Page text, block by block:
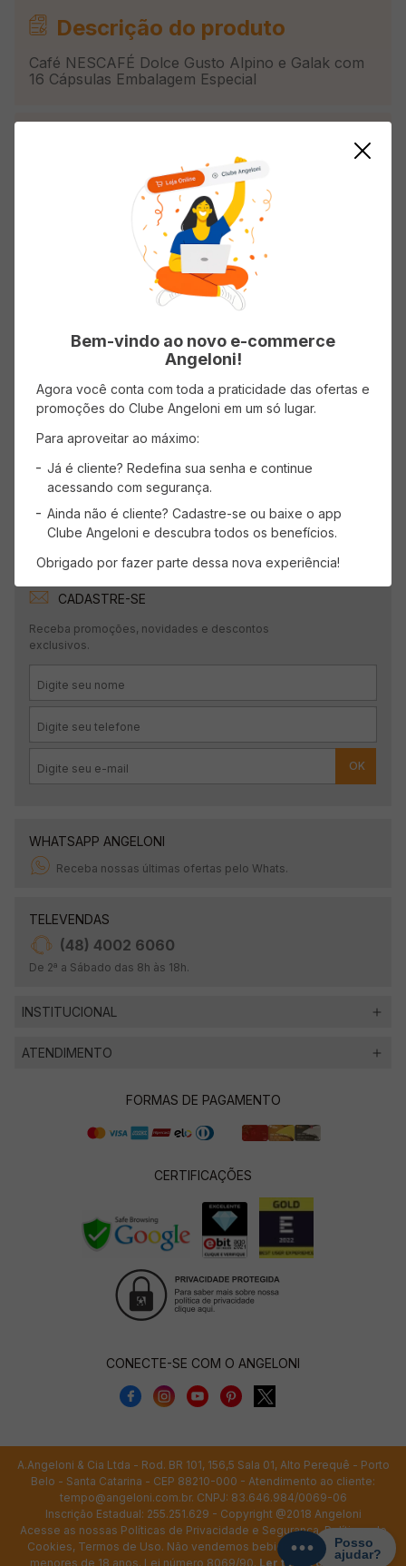
Descrição do produto
Café NESCAFÉ Dolce Gusto Alpino e Galak com
16 Cápsulas Embalagem Especial
Cápsulas
Faça login para escrever uma avaliação.
Mais recentes Todos
CADASTRE-SE
Receba promoções, novidades e descontos
exclusivos.
OK
WHATSAPP ANGELONI
Receba nossas últimas ofertas pelo Whats.
TELEVENDAS
(48) 4002 6060
De 2ª a Sábado das 8h às 18h.
INSTITUCIONAL
ATENDIMENTO
FORMAS DE PAGAMENTO
CERTIFICAÇÕES
CONECTE-SE COM O ANGELONI
A.Angeloni & Cia Ltda - Rod. BR 101, 156,5 Sala 01, Alto Perequê - Porto
Belo - Santa Catarina - CEP 88210-000 - Atendimento ao cliente:
tempo@angeloni.com.br. CNPJ: 83.646.984/0069-06
Inscrição Estadual: 255.251.629 - Copyright @2018 Angeloni
Acesse as nossas Políticas de Privacidade e Segurança,Políticas de
Cookies, Termos de Uso. Não vendemos bebidas alcoólicas para
menores de 18 anos. Lei número 8069/90. Ler todos os termos.
Bem-vindo ao novo e-commerce
Angeloni!
Agora você conta com toda a praticidade das ofertas e
promoções do Clube Angeloni em um só lugar.
Para aproveitar ao máximo:
Já é cliente? Redefina sua senha e continue
acessando com segurança.
Ainda não é cliente? Cadastre-se ou baixe o app
Clube Angeloni e descubra todos os benefícios.
Obrigado por fazer parte dessa nova experiência!